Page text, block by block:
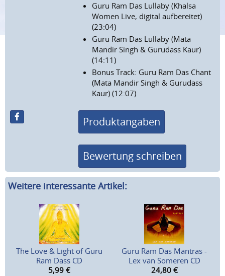
Guru Ram Das Lullaby (Khalsa
Women Live, digital aufbereitet)
(23:04)
Guru Ram Das Lullaby (Mata
Mandir Singh & Gurudass Kaur)
(14:11)
Bonus Track: Guru Ram Das Chant
(Mata Mandir Singh & Gurudass
Kaur) (12:07)
Produktangaben
Bewertung schreiben
Weitere interessante Artikel:
The Love & Light of Guru
Ram Dass CD
5,99 €
Guru Ram Das Mantras -
Lex van Someren CD
24,80 €